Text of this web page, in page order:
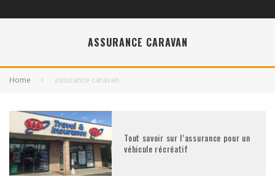
ASSURANCE CARAVAN
Home assurance caravan
Tout savoir sur l’assurance pour un
véhicule récréatif